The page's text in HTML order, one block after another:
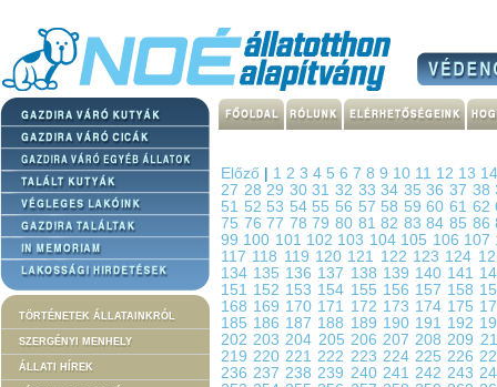
TÖRTÉNETEK ÁLLATAINKRÓL
SZERGÉNYI MENHELY
ÁLLATI HÍREK
Előző 1 2 3 4 5 6 7 8 9 10 11 12 13
27 2829 303132 3334 353637 38
51 52 53 54 55 56 57 58 596061 62
75 7677 787980 8182 838485 86
99 100 101 102 103 104 105 106 107
117 118 119 120 121 122 123 124
134 135 136 137 138 139 140 141
151 152 153 154 155 156 157 158
168 169 170 171 172 173 174 175
185 186 187 188 189 190 191 192
202203204 205 206 207208209
219220221222 223 224 225 226
236237238239 240 241 242 243